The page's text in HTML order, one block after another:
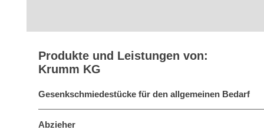
Produkte und Leistungen von:
Krumm KG
Gesenkschmiedestücke für den allgemeinen Bedarf
Abzieher